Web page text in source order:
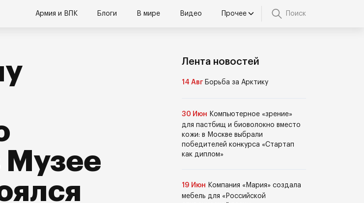
Армия и ВПК Блоги В мире Видео Прочее Поиск
Музее
Лента новостей
14 Авг Борьба за Арктику
30 Июн Компьютерное «зрение»
для пастбищ и биоволокно вместо
кожи: в Москве выбрали
победителей конкурса «Стартап
как диплом»
19 Июн Компания «Мария» создала
мебель для «Российской